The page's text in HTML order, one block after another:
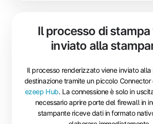
Il processo di
inviato alla
Il processo renderizzato viene inviato
destinazione tramite un piccolo Connector
ezeep Hub. La connessione è solo in
necessario aprire porte del firewall in
stampante riceve dati in formato